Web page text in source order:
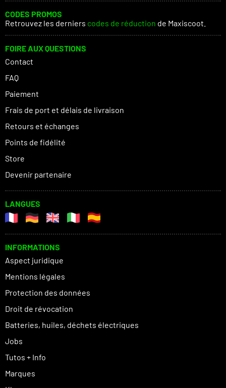
CODES PROMOS
Retrouvez les derniers codes de réduction de Maxiscoot.
FOIRE AUX QUESTIONS
Contact
FAQ
Paiement
Frais de port et délais de livraison
Retours et échanges
Points de fidélité
Store
Devenir partenaire
LANGUES
INFORMATIONS
Aspect juridique
Mentions légales
Protection des données
Droit de révocation
Batteries, huiles, déchets électriques
Jobs
Tutos + Info
Marques